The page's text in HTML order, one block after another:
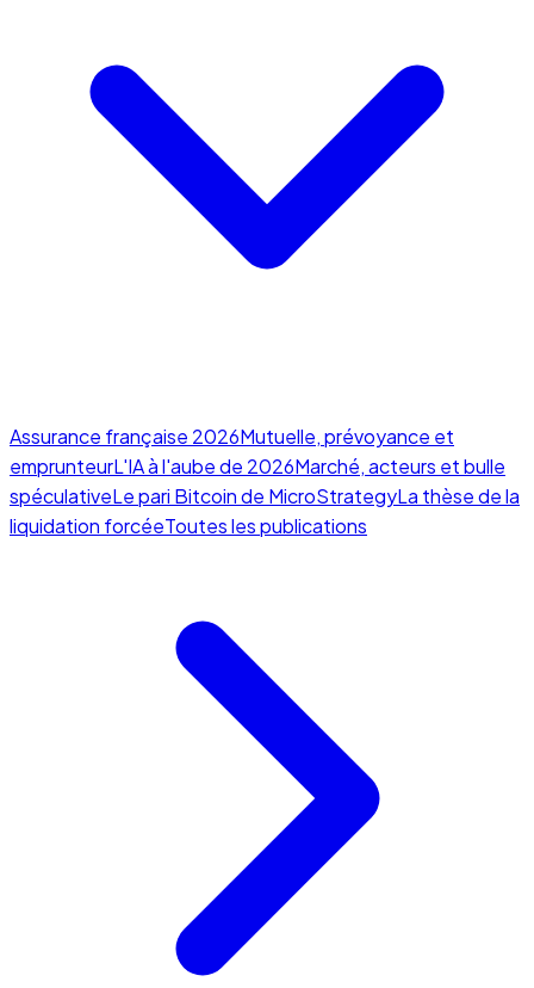
Assurance française 2026Mutuelle, prévoyance et
emprunteurL'IA à l'aube de 2026Marché, acteurs et bulle
spéculativeLe pari Bitcoin de MicroStrategyLa thèse de la
liquidation forcéeToutes les publications